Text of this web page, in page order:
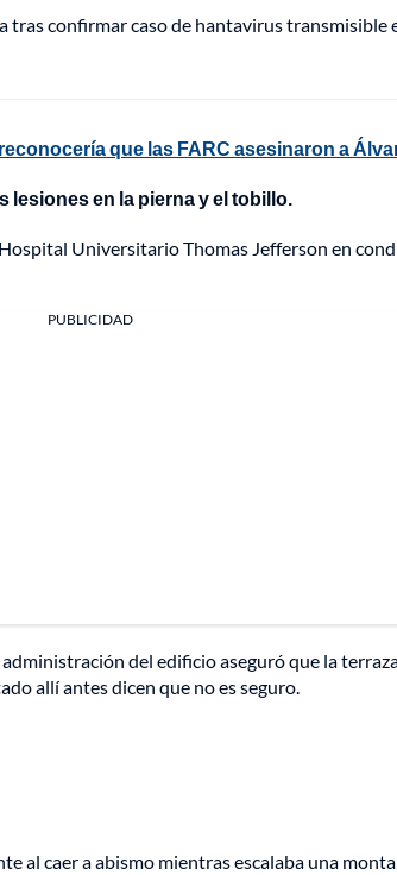
tras confirmar caso de hantavirus transmisible
que las FARC asesinaron a
lesiones en la pierna y el tobillo.
Universitario Thomas Jefferson en
PUBLICIDAD
del edificio aseguró que la
allí antes dicen que no es seguro.
al caer a abismo mientras escalaba una